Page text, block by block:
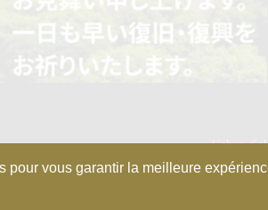
pour vous garantir la meilleure
L’abus